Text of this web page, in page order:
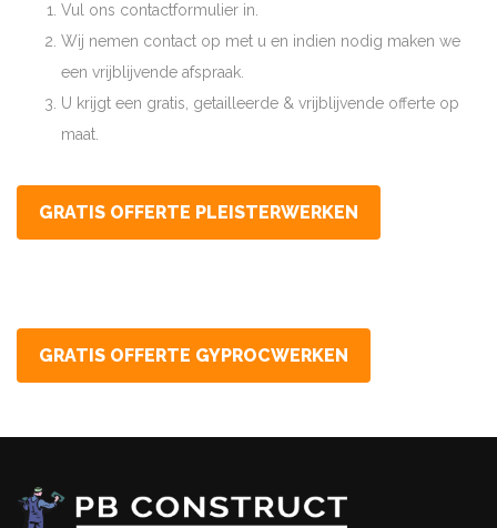
Vul ons contactformulier in.
Wij nemen contact op met u en indien nodig maken we
een vrijblijvende afspraak.
U krijgt een gratis, getailleerde & vrijblijvende offerte op
maat.
GRATIS OFFERTE PLEISTERWERKEN
GRATIS OFFERTE GYPROCWERKEN